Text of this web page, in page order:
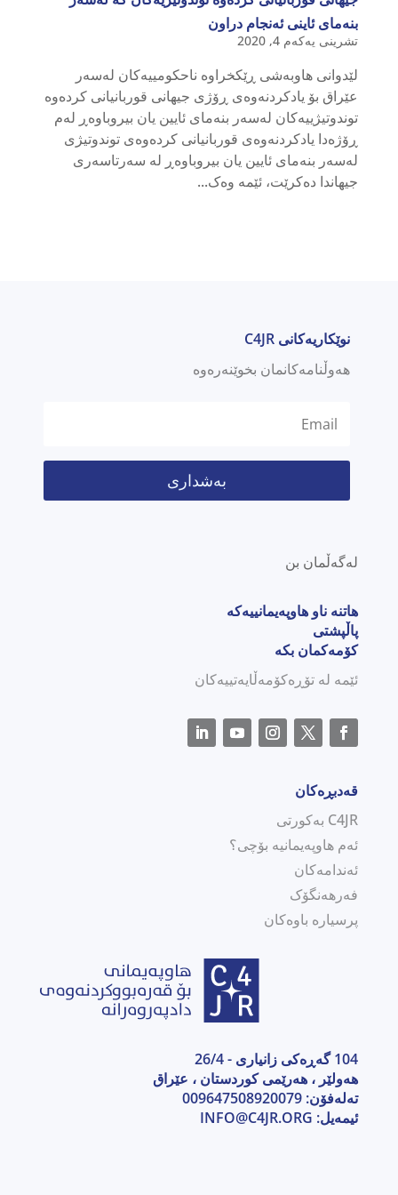
بنەمای ئاینی ئەنجام دراون
تشرینی یەکەم 4, 2020
لێدوانی هاوبەشی ڕێکخراوە ناحکومییەکان لەسەر
عێراق بۆ یادکردنەوەی ڕۆژی جیهانی قوربانیانی کردەوە
توندوتیژییەکان لەسەر بنەمای ئایین یان بیروباوەڕ لەم
ڕۆژەدا یادکردنەوەی قوربانیانی کردەوەی توندوتیژی
لەسەر بنەمای ئایین یان بیروباوەڕ لە سەرتاسەری
جیهاندا دەکرێت، ئێمە وەک...
نوێکاریەکانی C4JR
هەوڵنامەکانمان بخوێنەرەوە
بەشداری
لەگەڵمان بن
هاتنە ناو هاوپەیمانییەکە
پاڵپشتی
کۆمەکمان بکە
ئێمە لە تۆڕەکۆمەڵایەتییەکان
قەدبڕەکان
C4JR بەکورتی
ئەم هاوپەیمانیە بۆچی؟
ئەندامەکان
فەرهەنگۆک
پرسیارە باوەکان
104 گەڕەکی زانیاری - 26/4
هەولێر ، هەرێمی كوردستان ، عێراق
تەلەفۆن: 009647508920079
ئیمەیل: INFO@C4JR.ORG